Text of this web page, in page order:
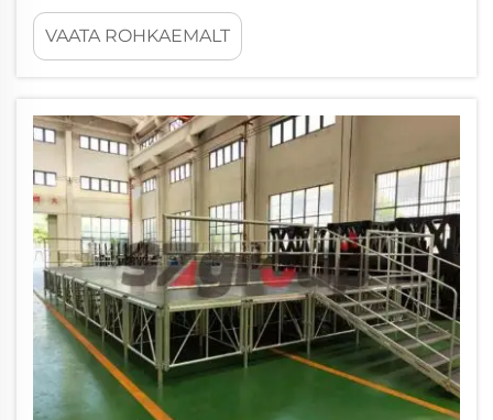
rolli suurte rahvahulgade ohutuse ja
turvalisuse tagamisel ürituste, staadionite või
kontsertide ajal. Sellised meetmed on
juhtimisel...
VAATA ROHKAEMALT